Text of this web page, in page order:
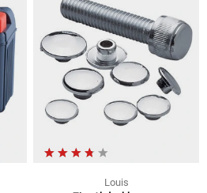
Louis